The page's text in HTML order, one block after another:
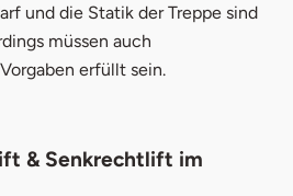
und die Statik der Treppe sind
müssen auch
erfüllt sein.
& Senkrechtlift im